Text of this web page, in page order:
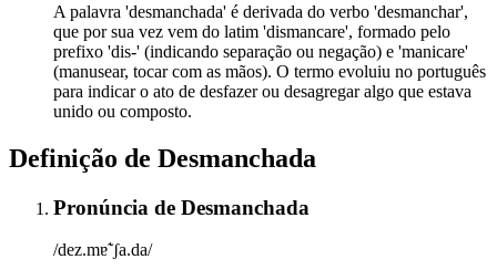
A palavra 'desmanchada' é derivada do verbo 'desmanchar',
que por sua vez vem do latim 'dismancare', formado pelo
prefixo 'dis-' (indicando separação ou negação) e 'manicare'
(manusear, tocar com as mãos). O termo evoluiu no português
para indicar o ato de desfazer ou desagregar algo que estava
unido ou composto.
Definição de Desmanchada
Pronúncia de Desmanchada
/dez.mɐ̃ˈʃa.da/